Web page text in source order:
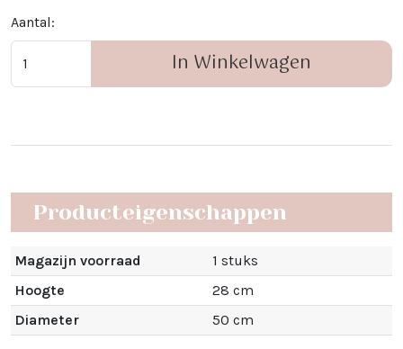
Aantal:
In Winkelwagen
Producteigenschappen
Magazijn voorraad
1 stuks
Hoogte
28 cm
Diameter
50 cm